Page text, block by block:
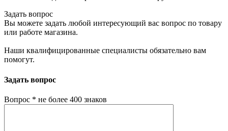
Задать вопрос
Вы можете задать любой интересующий вас вопрос по товару
или работе магазина.
Наши квалифицированные специалисты обязательно вам
помогут.
Задать вопрос
Вопрос * не более 400 знаков